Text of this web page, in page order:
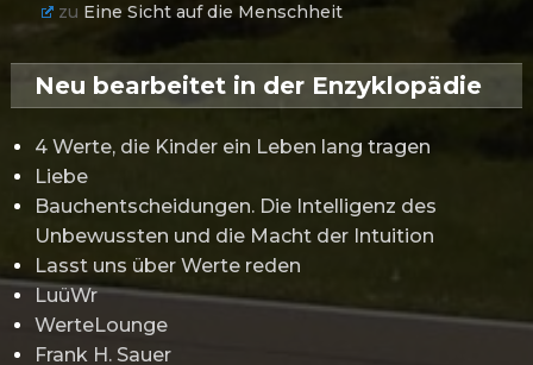
zu Eine Sicht auf die Menschheit
Neu bearbeitet in der Enzyklopädie
4 Werte, die Kinder ein Leben lang tragen
Liebe
Bauchentscheidungen. Die Intelligenz des
Unbewussten und die Macht der Intuition
Lasst uns über Werte reden
LuüWr
WerteLounge
Frank H. Sauer